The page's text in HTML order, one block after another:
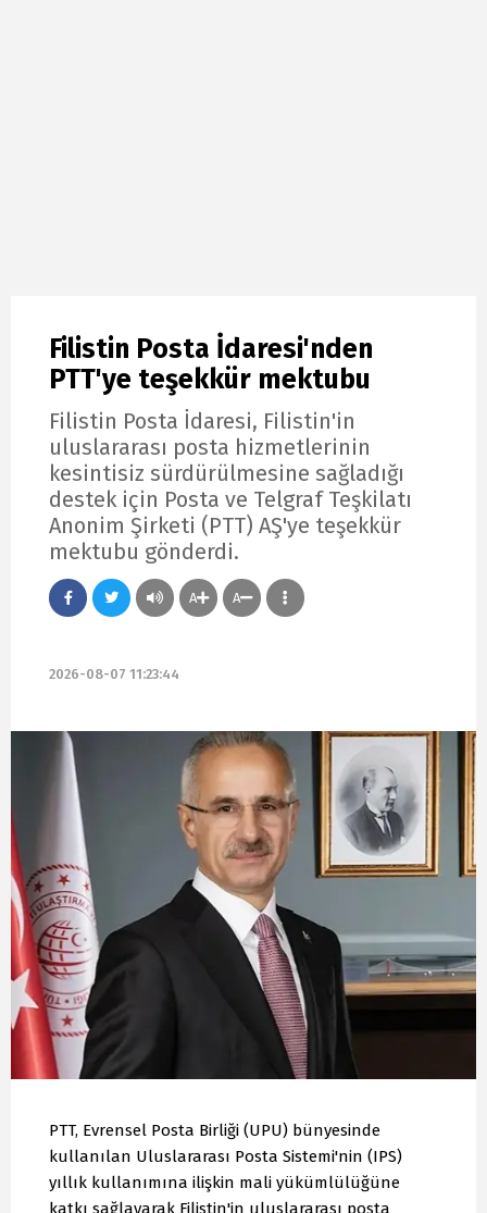
Filistin Posta İdaresi'nden
PTT'ye teşekkür mektubu
Filistin Posta İdaresi, Filistin'in
uluslararası posta hizmetlerinin
kesintisiz sürdürülmesine sağladığı
destek için Posta ve Telgraf Teşkilatı
Anonim Şirketi (PTT) AŞ'ye teşekkür
mektubu gönderdi.
A A
2026-08-07 11:23:44
PTT, Evrensel Posta Birliği (UPU) bünyesinde
kullanılan Uluslararası Posta Sistemi'nin (IPS)
yıllık kullanımına ilişkin mali yükümlülüğüne
katkı sağlayarak Filistin'in uluslararası posta